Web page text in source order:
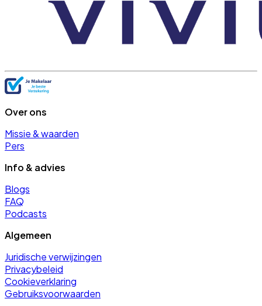
Over ons
Missie & waarden
Pers
Info & advies
Blogs
FAQ
Podcasts
Algemeen
Juridische verwijzingen
Privacybeleid
Cookieverklaring
Gebruiksvoorwaarden